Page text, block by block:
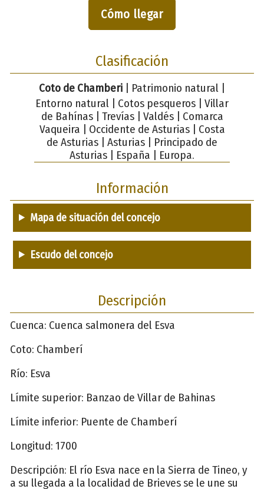
Cómo llegar
Clasificación
Coto de Chamberi | Patrimonio natural |
Entorno natural | Cotos pesqueros | Villar
de Bahínas | Trevías | Valdés | Comarca
Vaqueira | Occidente de Asturias | Costa
de Asturias | Asturias | Principado de
Asturias | España | Europa.
Información
Mapa de situación del concejo
Escudo del concejo
Descripción
Cuenca: Cuenca salmonera del Esva
Coto: Chamberí
Río: Esva
Límite superior: Banzao de Villar de Bahinas
Límite inferior: Puente de Chamberí
Longitud: 1700
Descripción: El río Esva nace en la Sierra de Tineo, y
a su llegada a la localidad de Brieves se le une su